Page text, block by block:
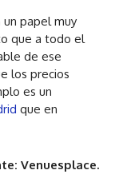
papel muy
que a todo el
de ese
los precios
es un
que en
Venuesplace.